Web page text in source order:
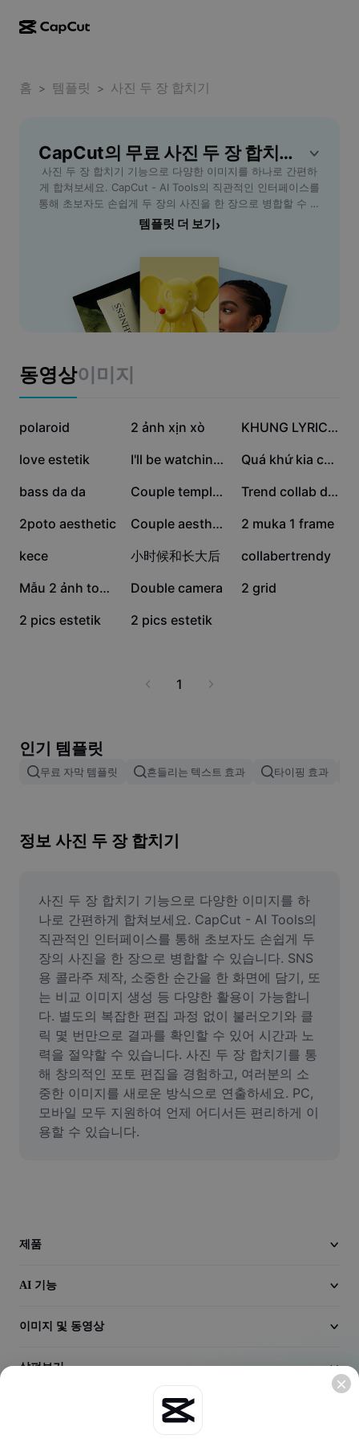
CapCut 데스크톱
CapCut Pad
CapCut 모바일
동영상 스튜디오
AI 동영상 생성기
AI 이미지 생성기
Dreamina Seedance 2.5
Nano Banana Pro
이미지 병합
이미지 비율 조정
밈 생성기
AI Text Remover
AI People Remover
AI Inpainting
Face Cutout
동영상
동영상 배경 삭제
동영상 변환기
동영상 에디터 및 생성기
이미지 에디터 및 생성기
음성 생성기 및 에디터
사용 사례
마케팅
소셜 미디어 템플릿
더 보기
효과 템플릿
산업 템플릿
요약 템플릿
이니셔티브
제휴 사용자
크리에이티브 파트너 프로그램
CapCut 크리에이티브 캠퍼스
보안 센터
고객 지원 센터
CapCut 서비스 약관 정보
Dreamina Seedance 2.0 Launch
홈 > 템플릿 > 사진 두 장 합치기
CapCut의 무료 사진 두 장 합치기 템플릿
사진 두 장 합치기 기능으로 다양한 이미지를 하나로 간편하
게 합쳐보세요. CapCut - AI Tools의 직관적인 인터페이스를
통해 초보자도 손쉽게 두 장의 사진을 한 장으로 병합할 수 있
습니다. SNS용 콜라주 제작, 소중한 순간을 한 화면에 담기,
확인할 수 있어 시간과 노력을 절약할 수 있습니다. 사진 두
장 합치기를 통해 창의적인 포토 편집을 경험하고, 여러분의
소중한 이미지를 새로운 방식으로 연출하세요. PC, 모바일 모
두 지원하여 언제 어디서든 편리하게 이용할 수 있습니다.
템플릿 더 보기 ›
동영상이미지
141.5만
polaroid 71만
2 ảnh xịn xò 32.2만 KHUNG LYRICS + MÀU
30.8만
love estetik 20.4만 I'll be watching you 20.1만 Quá khứ kia của anh
17.5만
bass da da 16만 Couple template 15.3만 Trend collab dj righ
13.5만
2poto aesthetic 12.3만 Couple aesthetic 9.7만
2 muka 1 frame
7.2만
kece 5.8만
小时候和长大后 5.3만
collabertrendy
5.2만 Mẫu 2 ảnh tone xinh 2.1만
Double camera 3
2 grid
0
2 pics estetik 0
2 pics estetik
1
인기 템플릿
무료 자막 템플릿 흔들리는 텍스트 효과 타이핑 효과
정보 사진 두 장 합치기
사진 두 장 합치기 기능으로 다양한 이미지를 하
나로 간편하게 합쳐보세요. CapCut - AI Tools의
직관적인 인터페이스를 통해 초보자도 손쉽게 두
장의 사진을 한 장으로 병합할 수 있습니다. SNS
용 콜라주 제작, 소중한 순간을 한 화면에 담기, 또
는 비교 이미지 생성 등 다양한 활용이 가능합니
다. 별도의 복잡한 편집 과정 없이 불러오기와 클
릭 몇 번만으로 결과를 확인할 수 있어 시간과 노
력을 절약할 수 있습니다. 사진 두 장 합치기를 통
해 창의적인 포토 편집을 경험하고, 여러분의 소
중한 이미지를 새로운 방식으로 연출하세요. PC,
모바일 모두 지원하여 언제 어디서든 편리하게 이
용할 수 있습니다.
제품
AI 기능
이미지 및 동영상
살펴보기